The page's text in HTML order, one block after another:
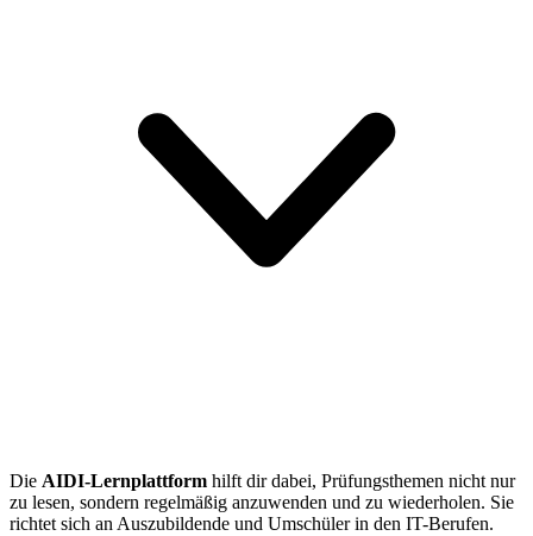
Die AIDI-Lernplattform hilft dir dabei, Prüfungsthemen nicht nur
zu lesen, sondern regelmäßig anzuwenden und zu wiederholen. Sie
richtet sich an Auszubildende und Umschüler in den IT-Berufen.